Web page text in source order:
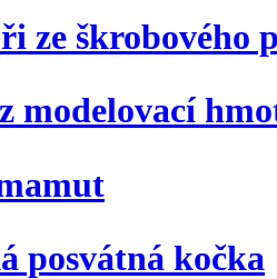
ze škrobového
modelovací
posvátná kočka